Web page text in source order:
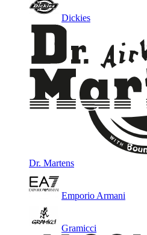
Dickies
Dr. Martens
Emporio Armani
Gramicci